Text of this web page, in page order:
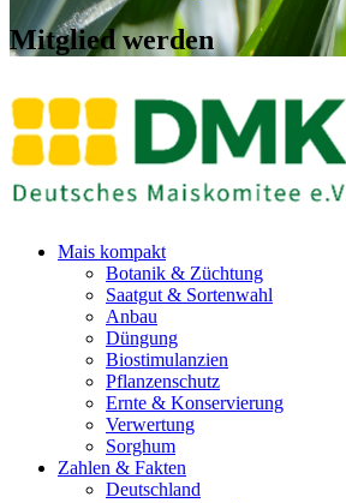
Mitglied werden
Mais kompakt
Botanik & Züchtung
Saatgut & Sortenwahl
Anbau
Düngung
Biostimulanzien
Pflanzenschutz
Ernte & Konservierung
Verwertung
Sorghum
Zahlen & Fakten
Deutschland